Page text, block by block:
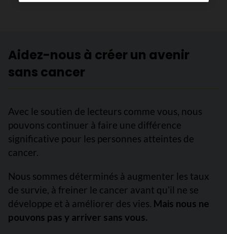
Aidez-nous à créer un avenir
sans cancer
Avec le soutien de lecteurs comme vous, nous
pouvons continuer à faire une différence
significative pour les personnes atteintes de
cancer.
Nous sommes déterminés à augmenter les taux
de survie, à freiner le cancer avant qu’il ne se
développe et à améliorer des vies. Mais nous ne
pouvons pas y arriver sans vous.